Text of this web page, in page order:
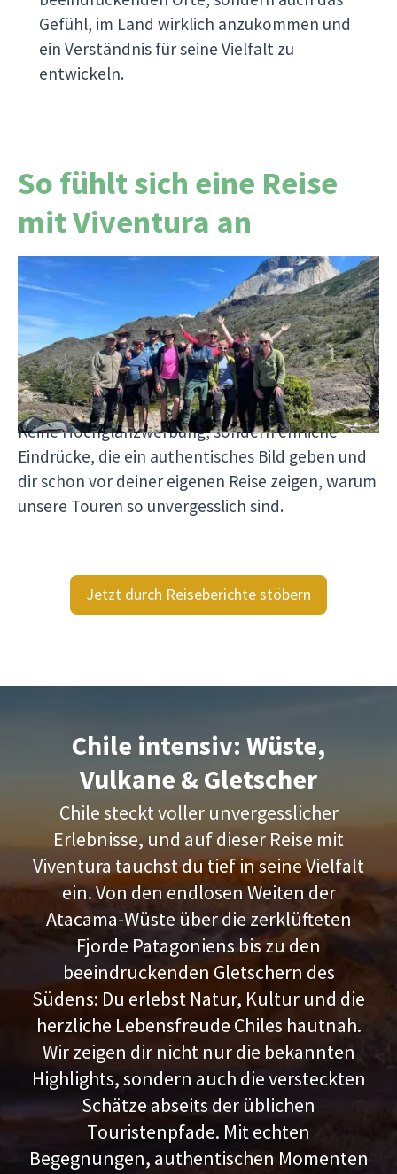
Gefühl, im Land wirklich anzukommen und
ein Verständnis für seine Vielfalt zu
entwickeln.
So fühlt sich eine Reise
mit Viventura an
Seit unserer ersten Reise 2002 sind rund 2.000
Reiseberichte von Reiseleitern und Reisenden
entstanden. Jeder Bericht erzählt eine
persönliche Geschichte und zeigt dir, wer mit uns
reist, welche Momente bewegen und wie es sich
wirklich anfühlt, mit Viventura unterwegs zu sein.
Keine Hochglanzwerbung, sondern ehrliche
Eindrücke, die ein authentisches Bild geben und
dir schon vor deiner eigenen Reise zeigen, warum
unsere Touren so unvergesslich sind.
Jetzt durch Reiseberichte stöbern
Chile intensiv: Wüste,
Vulkane & Gletscher
Chile steckt voller unvergesslicher
Erlebnisse, und auf dieser Reise mit
Viventura tauchst du tief in seine Vielfalt
ein. Von den endlosen Weiten der
Atacama-Wüste über die zerklüfteten
Fjorde Patagoniens bis zu den
beeindruckenden Gletschern des
Südens: Du erlebst Natur, Kultur und die
herzliche Lebensfreude Chiles hautnah.
Wir zeigen dir nicht nur die bekannten
Highlights, sondern auch die versteckten
Schätze abseits der üblichen
Touristenpfade. Mit echten
Begegnungen, authentischen Momenten